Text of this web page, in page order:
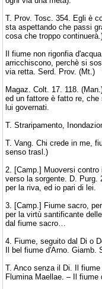
T. Prov. Tosc. 354. Egli è
sta aspettando che passi
cosa che troppo
Il fiume non rigonfia
arricchiscono, perchè si
via retta. Serd. Prov. (Mt.)
Magaz. Colt. 17. 118.
ed un fattore è fatto re,
lui governati.
T. Straripamento,
T. Vang. Chi crede in me,
senso trasl.)
2. [Camp.] Muoversi contro
verso la sorgente. D. Purg.
per la riva, ed io pari di lei.
3. [Camp.] Fiume sacro,
per la virtù santificante
dal fiume sacro…
4. Fiume, seguito dal Di o
Il bel fiume d'Arno. Giamb.
T. Anco senza il Di. Il fiume
Flumina Maellae. – Il fiume